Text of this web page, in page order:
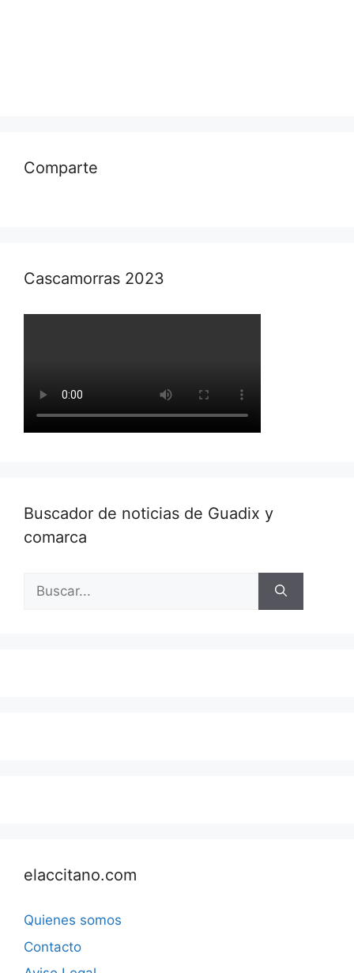
Comparte
Cascamorras 2023
Buscador de noticias de Guadix y
comarca
Buscar:
elaccitano.com
Quienes somos
Contacto